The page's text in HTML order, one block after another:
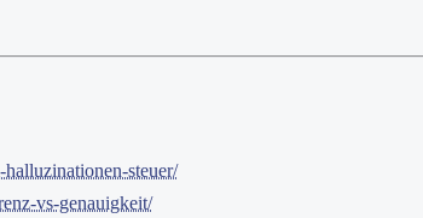
steuer/
vs-genauigkeit/